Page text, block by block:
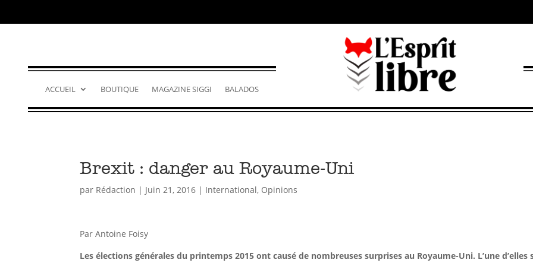
ACCUEIL BOUTIQUE MAGAZINE SIGGI BALADOS
Brexit : danger au Royaume-Uni
par Rédaction | Juin 21, 2016 | International, Opinions
Par Antoine Foisy
Les élections générales du printemps 2015 ont causé de nombreuses surprises au Royaume-Uni. L’une